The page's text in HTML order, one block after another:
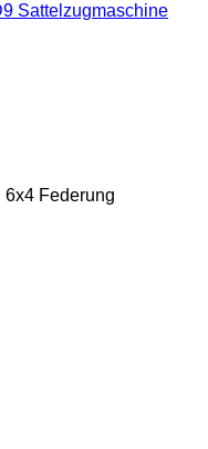
Sattelzugmaschine
6x4 Federung